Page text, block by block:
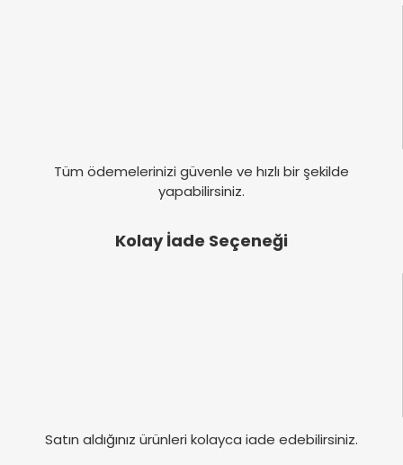
Tüm ödemelerinizi güvenle ve hızlı bir şekilde
yapabilirsiniz.
Kolay İade Seçeneği
Satın aldığınız ürünleri kolayca iade edebilirsiniz.